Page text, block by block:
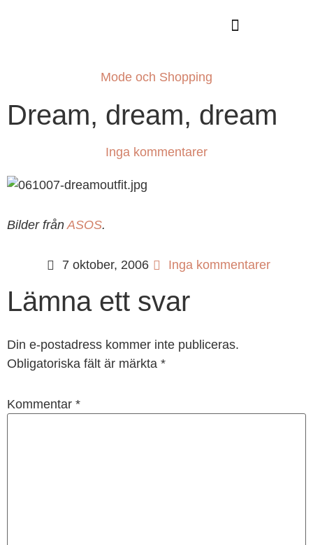
Mode och Shopping
Dream, dream, dream
Inga kommentarer
Bilder frånASOS.
7 oktober, 2006 Inga kommentarer
Lämna ett svar
Din e-postadress kommer inte publiceras.
Obligatoriska fält är märkta *
Kommentar *